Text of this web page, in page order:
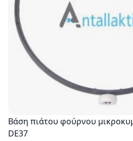
Βάση πιάτου φούρνου
DE37